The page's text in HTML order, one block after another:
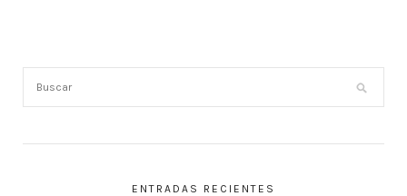
ENTRADAS RECIENTES